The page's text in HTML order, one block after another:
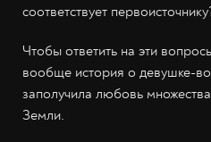
соответствует
Чтобы ответить на эти
вообще история о девушке-
заполучила любовь
Земли.